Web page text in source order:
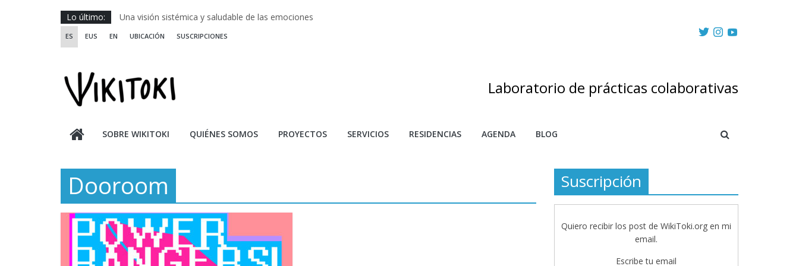
Saltar
contenido
Lo último:
Una visión sistémica y saludable de las emociones
Investigando y haciendo desde-con las artes
ES EUS EN UBICACIÓN SUSCRIPCIONES
Laboratorio de prácticas colaborativas
SOBRE WIKITOKI QUIÉNES SOMOS PROYECTOS SERVICIOS RESIDENCIAS AGENDA BLOG
Dooroom Suscripción
Quiero recibir los post de WikiToki.org en mi
email.
Escribe tu email